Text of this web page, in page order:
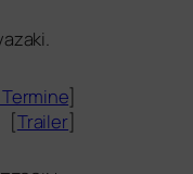
Termine]
[Trailer]